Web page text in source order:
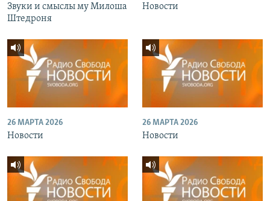
Звуки и смыслы му Милоша
Штедроня
Новости
26 МАРТА 2026
Новости
26 МАРТА 2026
Новости